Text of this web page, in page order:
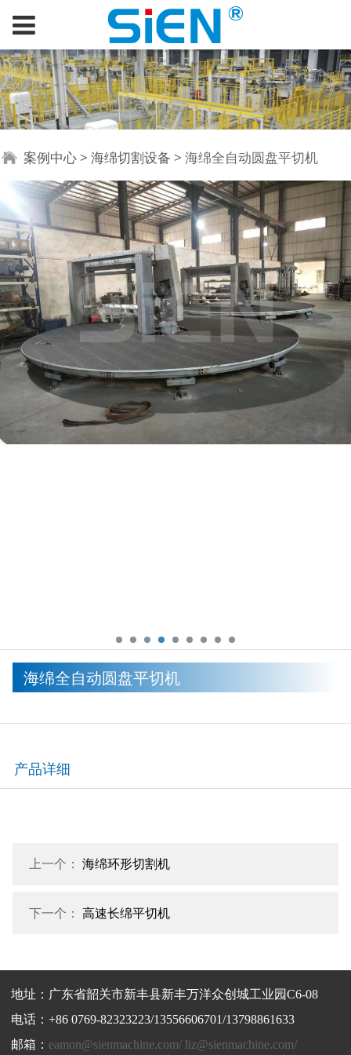
海绵全自动圆盘平切机
案例中心 > 海绵切割设备 > 海绵全自动圆盘平切机
海绵全自动圆盘平切机
产品详细
上一个： 海绵环形切割机
下一个： 高速长绵平切机
地址：广东省韶关市新丰县新丰万洋众创城工业园C6-08
电话：+86 0769-82323223/13556606701/13798861633
邮箱： eamon@sienmachine.com/ liz@sienmachine.com/